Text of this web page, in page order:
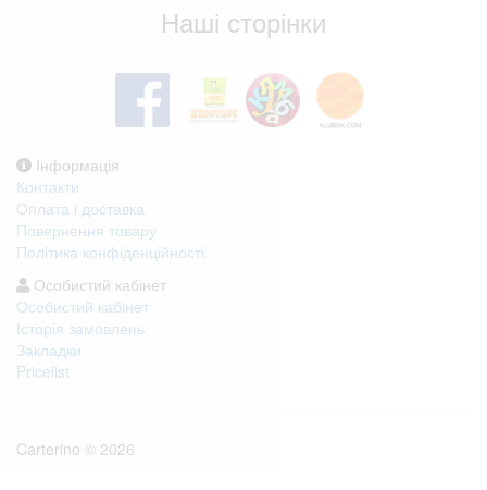
Наші сторінки
Інформація
Контакти
Оплата і доставка
Повернення товару
Політика конфіденційності
Особистий кабінет
Особистий кабінет
Історія замовлень
Закладки
Pricelist
Carterino © 2026